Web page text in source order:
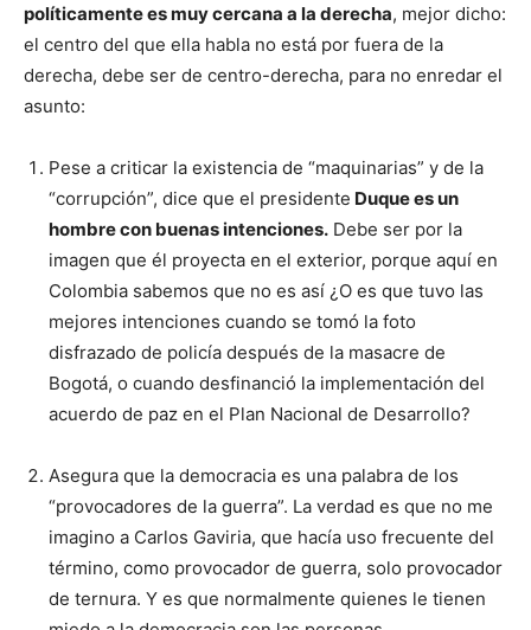
políticamente es muy cercana a la derecha, mejor dicho:
el centro del que ella habla no está por fuera de la
derecha, debe ser de centro-derecha, para no enredar el
asunto:
Pese a criticar la existencia de “maquinarias” y de la
“corrupción”, dice que el presidente Duque es un
hombre con buenas intenciones. Debe ser por la
imagen que él proyecta en el exterior, porque aquí en
Colombia sabemos que no es así ¿O es que tuvo las
mejores intenciones cuando se tomó la foto
disfrazado de policía después de la masacre de
Bogotá, o cuando desfinanció la implementación del
acuerdo de paz en el Plan Nacional de Desarrollo?
Asegura que la democracia es una palabra de los
“provocadores de la guerra”. La verdad es que no me
imagino a Carlos Gaviria, que hacía uso frecuente del
término, como provocador de guerra, solo provocador
de ternura. Y es que normalmente quienes le tienen